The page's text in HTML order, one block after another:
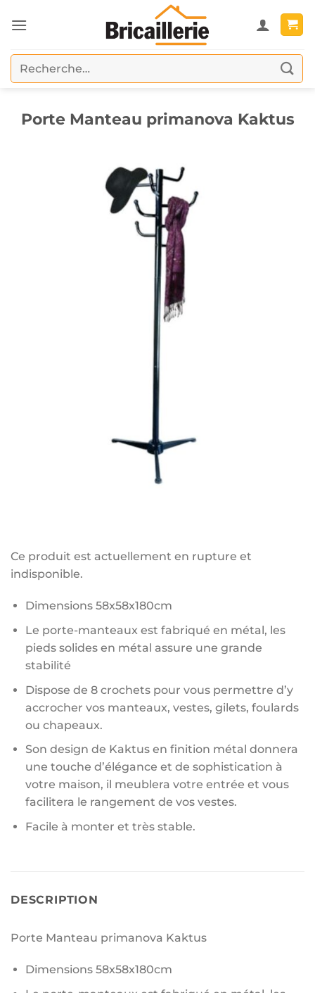
au
Recherche
pour :
Porte Manteau primanova Kaktus
Ce produit est actuellement en rupture et
indisponible.
Dimensions 58x58x180cm
Le porte-manteaux est fabriqué en métal, les
pieds solides en métal assure une grande
stabilité
Dispose de 8 crochets pour vous permettre d’y
accrocher vos manteaux, vestes, gilets, foulards
ou chapeaux.
Son design de Kaktus en finition métal donnera
une touche d’élégance et de sophistication à
votre maison, il meublera votre entrée et vous
facilitera le rangement de vos vestes.
Facile à monter et très stable.
DESCRIPTION
Porte Manteau primanova Kaktus
Dimensions 58x58x180cm